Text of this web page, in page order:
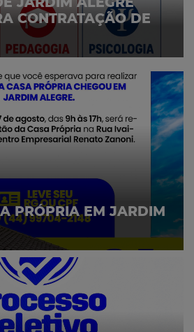
JARDIM ALEGRE
CONTRATAÇÃO DE
PRÓPRIA EM JARDIM